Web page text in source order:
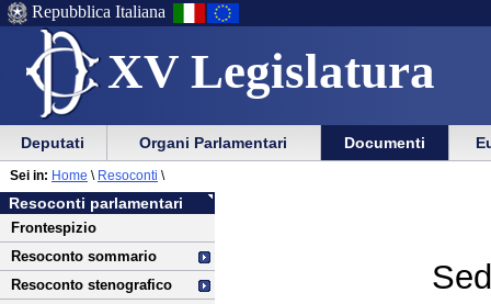
XV Legislatura
Menu
di
ausilio
alla
navigazione
Vai
Menu
di
navigazione
principale
Repubblica Italiana
Menu
di
navigazione
principale
Vai
menu
di
sezione
Deputati Organi Parlamentari Documenti
Vai
al
contenuto
Resoconti parlamentari
Frontespizio
Resoconto sommario
Resoconto stenografico
Sei in: Home \ Resoconti \